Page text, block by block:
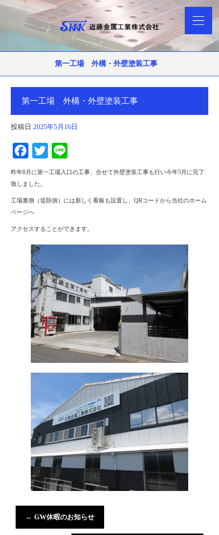
第一工場 外構・外壁塗装工事
第一工場 外構・外壁塗装工事
投稿日 2025年5月16日
Fa
ce
bo
ok
T
wi
r
ne
昨年8月に第一工場入口の工事、合せて外壁塗装工事も行い今年5月に完了
致しました。
工場裏側（堤防側）には新しく看板も設置し、QRコードから当社のホーム
ページへ
アクセスすることができます。
← GW休暇のお知らせ